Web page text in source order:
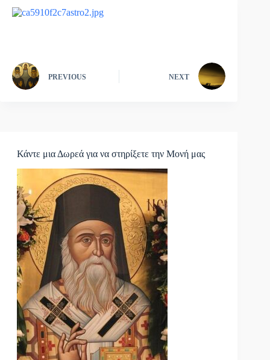
PREVIOUS NEXT
Κάντε μια Δωρεά για να στηρίξετε την Μονή μας